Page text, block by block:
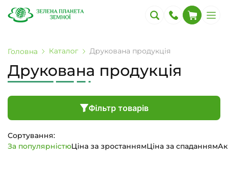
Головна Каталог Друкована продукція
Друкована продукція
Фільтр товарів
Сортування:
За популярністюЦіна за зростаннямЦіна за спаданням